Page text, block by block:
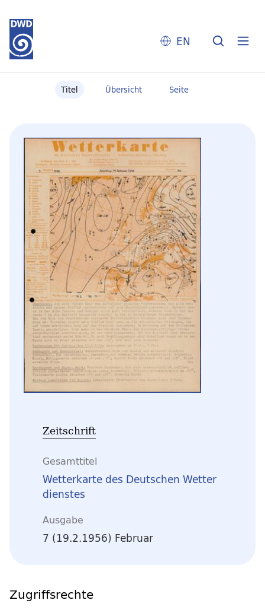
EN
Titel Übersicht Seite
Zeitschrift
Gesamttitel
Wetterkarte des Deutschen Wetter
dienstes
Ausgabe
7 (19.2.1956) Februar
Zugriffsrechte